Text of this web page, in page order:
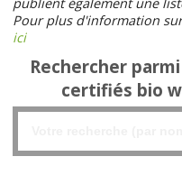
publient également une
Pour plus d'information
ici
Rechercher
certifiés bio